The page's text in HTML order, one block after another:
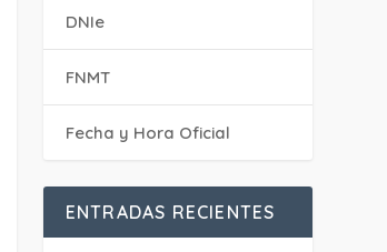
DNIe
FNMT
Fecha y Hora Oficial
ENTRADAS RECIENTES